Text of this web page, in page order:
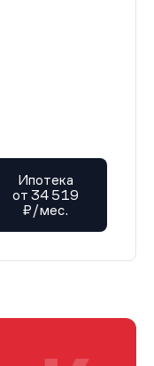
Ипотека
от 34 519
₽/мес.